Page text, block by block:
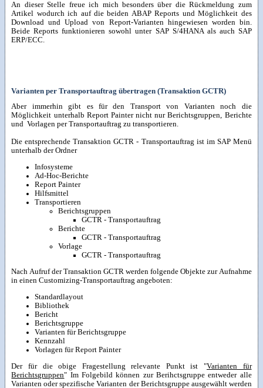
An dieser Stelle freue ich mich besonders über die Rückmeldung zum
Artikel wodurch ich auf die beiden ABAP Reports und Möglichkeit des
Download und Upload von Report-Varianten hingewiesen worden bin.
Beide Reports funktionieren sowohl unter SAP S/4HANA als auch SAP
ERP/ECC.
Varianten per Transportauftrag übertragen (Transaktion GCTR)
Aber immerhin gibt es für den Transport von Varianten noch die
Möglichkeit unterhalb Report Painter nicht nur Berichtsgruppen, Berichte
und Vorlagen per Transportauftrag zu transportieren.
Die entsprechende Transaktion GCTR - Transportauftrag ist im SAP Menü
unterhalb der Ordner
Infosysteme
Ad-Hoc-Berichte
Report Painter
Hilfsmittel
Transportieren
Berichtsgruppen
GCTR - Transportauftrag
Berichte
GCTR - Transportauftrag
Vorlage
GCTR - Transportauftrag
Nach Aufruf der Transaktion GCTR werden folgende Objekte zur Aufnahme
in einen Customizing-Transportauftrag angeboten:
Standardlayout
Bibliothek
Bericht
Berichtsgruppe
Varianten für Berichtsgruppe
Kennzahl
Vorlagen für Report Painter
Der für die obige Fragestellung relevante Punkt ist "Varianten für
Berichtsgruppen" Im Folgebild können zur Berihctsgruppe entweder alle
Varianten oder spezifische Varianten der Berichtsgruppe ausgewählt werden